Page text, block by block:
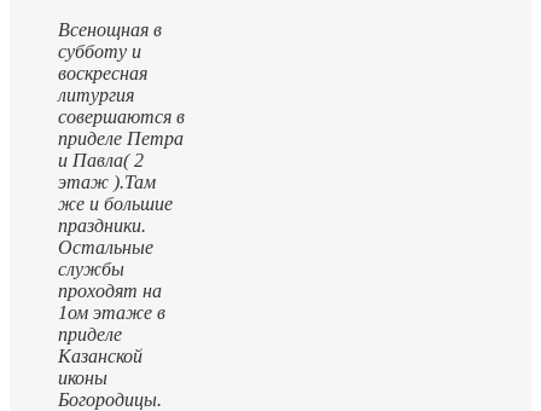
Всенощная в
субботу и
воскресная
литургия
совершаются в
приделе Петра
и Павла( 2
этаж ).Там
же и большие
праздники.
Остальные
службы
проходят на
1ом этаже в
приделе
Казанской
иконы
Богородицы.